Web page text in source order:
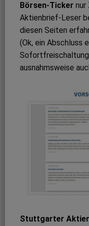
Börsen-Ticker
Aktienbrief-Leser
diesen Seiten
(Ok, ein Abschluss
Sofortfreischaltung
ausnahmsweise
Stuttgarter